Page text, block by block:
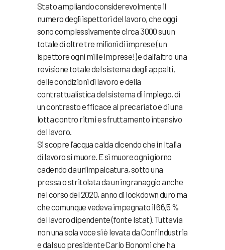
Stato ampliando considerevolmente il
numero degli ispettori del lavoro, che oggi
sono complessivamente circa 3000 su un
totale di oltre tre milioni di imprese ( un
ispettore ogni mille imprese!) e dall’altro una
revisione totale del sistema degli appalti,
delle condizioni di lavoro e della
contrattualistica del sistema di impiego, di
un contrasto efficace al precariato e di una
lotta contro ritmi e sfruttamento intensivo
del lavoro.
Si scopre l’acqua calda dicendo che in Italia
di lavoro si muore. E si muore ogni giorno
cadendo da un’impalcatura, sotto una
pressa o stritolata da un ingranaggio anche
nel corso del 2020, anno di lockdown duro ma
che comunque vedeva impegnato il 66,5 %
del lavoro dipendente (fonte Istat). Tuttavia
non una sola voce si è levata da Confindustria
e dal suo presidente Carlo Bonomi che ha